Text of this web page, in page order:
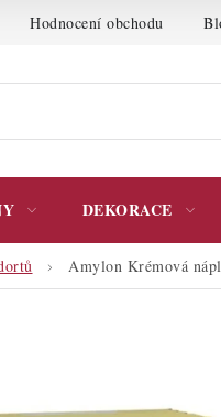
Hodnocení obchodu
DEKORACE
Amylon Krémová